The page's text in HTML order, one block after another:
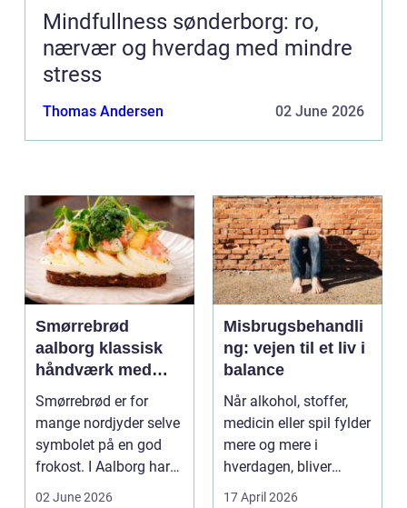
Mindfullness sønderborg: ro,
nærvær og hverdag med mindre
stress
Thomas Andersen 02 June 2026
Smørrebrød
aalborg klassisk
håndværk med
moderne twist
Smørrebrød er for
mange nordjyder selve
symbolet på en god
frokost. I Aalborg har
den klassiske spis...
02 June 2026
Misbrugsbehandli
ng: vejen til et liv i
balance
Når alkohol, stoffer,
medicin eller spil fylder
mere og mere i
hverdagen, bliver
grænsen...
17 April 2026